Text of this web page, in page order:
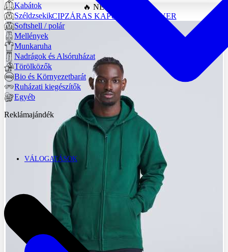
VÁLOGATÁSOK
Kabátok
Széldzsekik
Softshell / polár
Mellények
Munkaruha
Nadrágok és Alsóruházat
Törölközők
Bio és Környezetbarát
Ruházati kiegészítők
Egyéb
Reklámajándék
🔥 NÉPSZERŰ 🔥
CIPZÁRAS KAPUCNIS PULÓVER